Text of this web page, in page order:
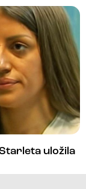
uložila